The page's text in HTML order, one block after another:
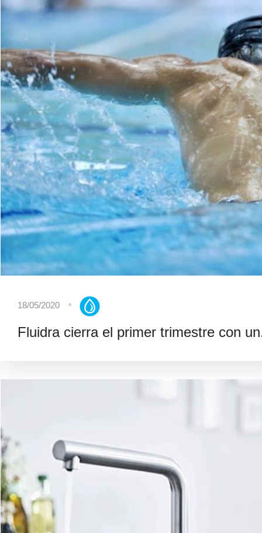
18/05/2020
Fluidra cierra el primer trimestre con